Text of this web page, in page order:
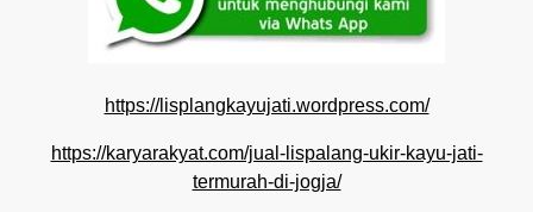
https://lisplangkayujati.wordpress.com/
https://karyarakyat.com/jual-lispalang-ukir-kayu-jati-
termurah-di-jogja/